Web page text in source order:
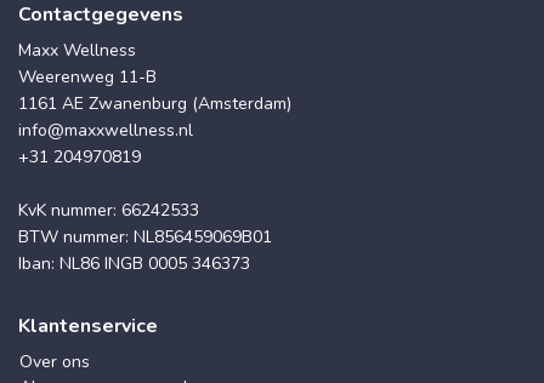
Contactgegevens
Maxx Wellness
Weerenweg 11-B
1161 AE Zwanenburg (Amsterdam)
info@maxxwellness.nl
+31 204970819
KvK nummer: 66242533
BTW nummer: NL856459069B01
Iban: NL86 INGB 0005 346373
Klantenservice
Over ons